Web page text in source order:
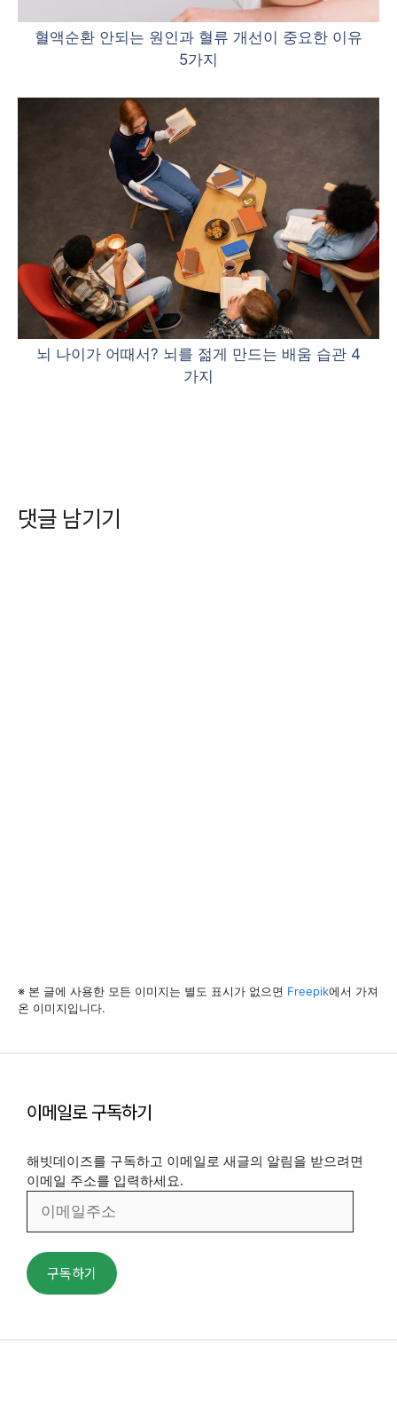
혈액순환 안되는 원인과 혈류 개선이 중요한 이유
5가지
뇌 나이가 어때서? 뇌를 젊게 만드는 배움 습관 4
가지
댓글 남기기
※ 본 글에 사용한 모든 이미지는 별도 표시가 없으면 Freepik에서 가져
온 이미지입니다.
이메일로 구독하기
해빗데이즈를 구독하고 이메일로 새글의 알림을 받으려면
이메일 주소를 입력하세요.
일
주
소
구독하기